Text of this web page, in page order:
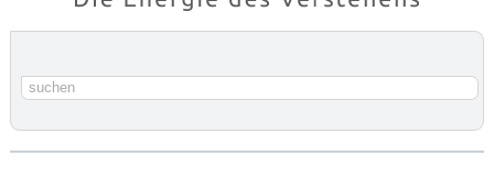
Suchbegriff